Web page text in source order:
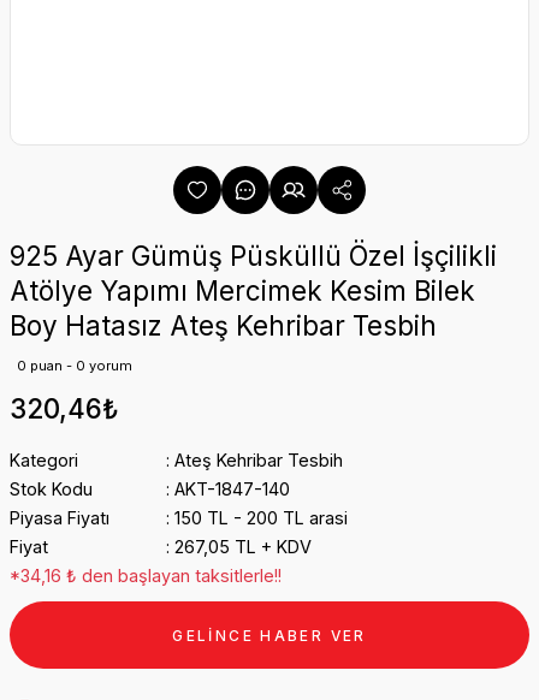
925 Ayar Gümüş Püsküllü Özel İşçilikli
Atölye Yapımı Mercimek Kesim Bilek
Boy Hatasız Ateş Kehribar Tesbih
0 puan - 0 yorum
320,46₺
Kategori
Ateş Kehribar Tesbih
Stok Kodu
AKT-1847-140
Piyasa Fiyatı
150 TL - 200 TL arasi
Fiyat
267,05 TL + KDV
*34,16 ₺ den başlayan taksitlerle!!
GELİNCE HABER VER